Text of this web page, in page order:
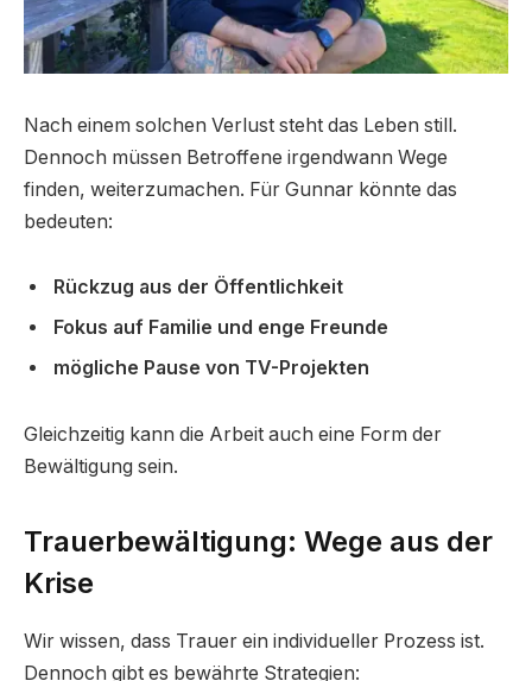
Nach einem solchen Verlust steht das Leben still.
Dennoch müssen Betroffene irgendwann Wege
finden, weiterzumachen. Für Gunnar könnte das
bedeuten:
Rückzug aus der Öffentlichkeit
Fokus auf Familie und enge Freunde
mögliche Pause von TV-Projekten
Gleichzeitig kann die Arbeit auch eine Form der
Bewältigung sein.
Trauerbewältigung: Wege aus der
Krise
Wir wissen, dass Trauer ein individueller Prozess ist.
Dennoch gibt es bewährte Strategien: